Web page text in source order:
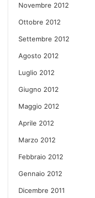
Novembre 2012
Ottobre 2012
Settembre 2012
Agosto 2012
Luglio 2012
Giugno 2012
Maggio 2012
Aprile 2012
Marzo 2012
Febbraio 2012
Gennaio 2012
Dicembre 2011